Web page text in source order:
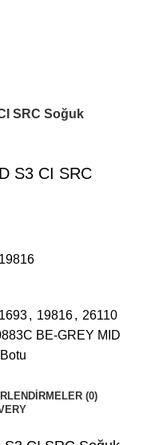
SRC Soğuk
S3 CI SRC
1693, 19816, 26110
BE-GREY MID
(0)